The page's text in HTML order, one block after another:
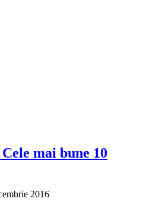
mai bune 10
2016